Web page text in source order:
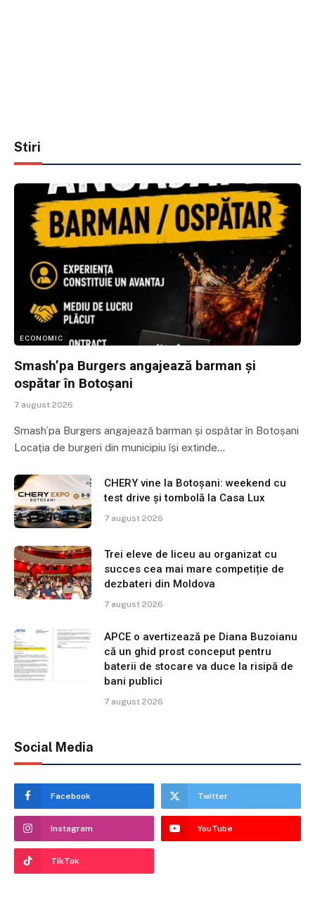
Stiri
ECONOMIC
Smash’pa Burgers angajează barman și
ospătar în Botoșani
7 august 2026
Smash’pa Burgers angajează barman și ospătar în Botoșani
Locația de burgeri din municipiu își extinde…
CHERY vine la Botoșani: weekend cu
test drive și tombolă la Casa Lux
7 august 2026
Trei eleve de liceu au organizat cu
succes cea mai mare competiție de
dezbateri din Moldova
7 august 2026
APCE o avertizează pe Diana Buzoianu
că un ghid prost conceput pentru
baterii de stocare va duce la risipă de
bani publici
7 august 2026
Social Media
Facebook Twitter
Instagram YouTube
TikTok